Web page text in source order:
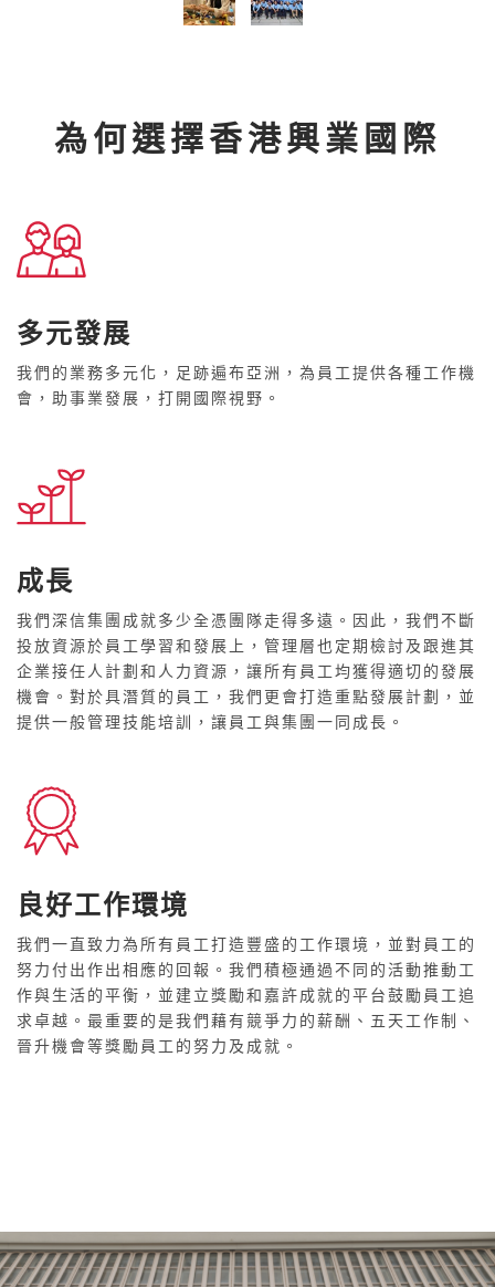
為何選擇香港興業國際
多元發展
我們的業務多元化，足跡遍布亞洲，為員工提供各種工作機
會，助事業發展，打開國際視野。
成長
我們深信集團成就多少全憑團隊走得多遠。因此，我們不斷
投放資源於員工學習和發展上，管理層也定期檢討及跟進其
企業接任人計劃和人力資源，讓所有員工均獲得適切的發展
機會。對於具潛質的員工，我們更會打造重點發展計劃，並
提供一般管理技能培訓，讓員工與集團一同成長。
良好工作環境
我們一直致力為所有員工打造豐盛的工作環境，並對員工的
努力付出作出相應的回報。我們積極通過不同的活動推動工
作與生活的平衡，並建立獎勵和嘉許成就的平台鼓勵員工追
求卓越。最重要的是我們藉有競爭力的薪酬、五天工作制、
晉升機會等獎勵員工的努力及成就。